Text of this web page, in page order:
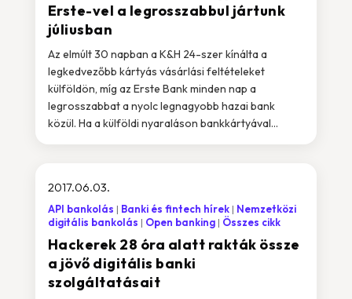
Erste-vel a legrosszabbul jártunk
júliusban
Az elmúlt 30 napban a K&H 24-szer kínálta a
legkedvezőbb kártyás vásárlási feltételeket
külföldön, míg az Erste Bank minden nap a
legrosszabbat a nyolc legnagyobb hazai bank
közül. Ha a külföldi nyaraláson bankkártyával...
Hackerek 28 óra alatt rakták össze
a jövő digitális banki
szolgáltatásait
2017.06.03.
API bankolás Banki és fintech hírek
Nemzetközi
digitális bankolás
Open banking Összes cikk